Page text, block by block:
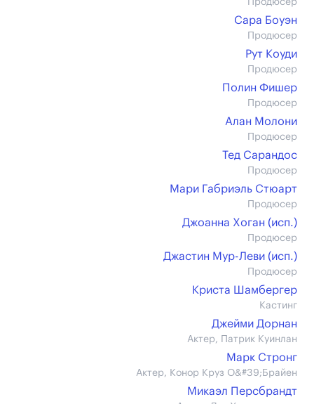
Продюсер
Сара Боуэн
Продюсер
Рут Коуди
Продюсер
Полин Фишер
Продюсер
Алан Молони
Продюсер
Тед Сарандос
Продюсер
Мари Габриэль Стюарт
Продюсер
Джоанна Хоган (иcп.)
Продюсер
Джастин Мур-Леви (иcп.)
Продюсер
Криста Шамбергер
Кастинг
Джейми Дорнан
Актер, Патрик Куинлан
Марк Стронг
Актер, Конор Круз О&#39;Брайен
Микаэл Персбрандт